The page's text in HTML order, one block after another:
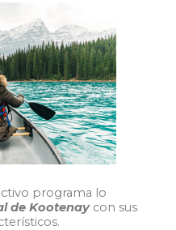
programa lo
de Kootenaycon sus